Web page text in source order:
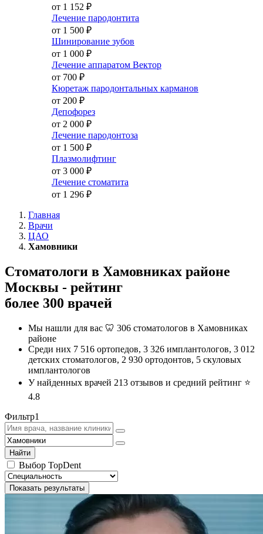
от 1 152 ₽
Лечение пародонтита
от 1 500 ₽
Шинирование зубов
от 1 000 ₽
Лечение аппаратом Вектор
от 700 ₽
Кюретаж пародонтальных карманов
от 200 ₽
Депофорез
от 2 000 ₽
Лечение пародонтоза
от 1 500 ₽
Плазмолифтинг
от 3 000 ₽
Лечение стоматита
от 1 296 ₽
Главная
Врачи
ЦАО
Хамовники
Стоматологи в Хамовниках районе
Москвы - рейтинг
более 300 врачей
Мы нашли для вас 🦷 306 стоматологов в Хамовниках
районе
Среди них 7 516 ортопедов, 3 326 имплантологов, 3 012
детских стоматологов, 2 930 ортодонтов, 5 скуловых
имплантологов
У найденных врачей 213 отзывов и средний рейтинг ⭐️
4.8
Фильтр1
Найти
Выбор TopDent
Показать результаты